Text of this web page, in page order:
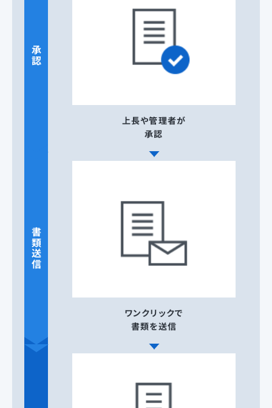
承認
上長や管理者が
承認
書類送信
ワンクリックで
書類を送信